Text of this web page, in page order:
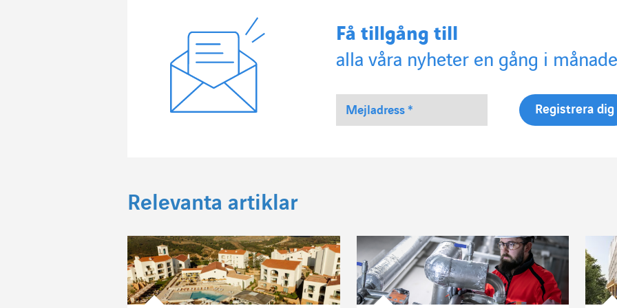
Få tillgång till
alla våra nyheter en gång i
Relevanta artiklar